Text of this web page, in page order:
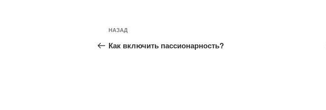
Навигация
по
Предыдущая
запись:
НАЗАД
Как включить пассионарность?